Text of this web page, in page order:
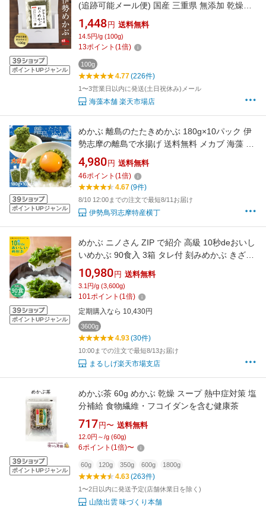
ポイントUPジャンル
(追跡可能メール便) 国産 三重県 無添加 乾燥め
かぶ
1,448 円 送料無料
14.5円/g (100g)
13ポイント (1倍)
100g
4.77(226件)
1〜3営業日以内に発送(土日祝休み)メール
海藻本舗 楽天市場店
ポイントUPジャンル
めかぶ 離島のたたきめかぶ 180g×10パック 伊
勢志摩の離島で水揚げ 送料無料 メカブ 海藻 湯
通し済み 瞬間冷凍
4,980 円 送料無料
46ポイント (1倍)
4.67(9件)
8/10 12:00までの注文で最短8/11お届け
伊勢鳥羽志摩特産横丁
ポイントUPジャンル
めかぶ ニノさん ZIP で紹介 高級 10秒deおいし
いめかぶ 90食入 3箱 タレ付 刻みめかぶ きざみ
めかぶ メカブ 宮城 気仙沼 国産 無添加 冷凍 解
凍するだけ ネバネバ 海藻 三陸産 体にいい 食べ
物 ヘルシー食品 お手軽 簡単 朝食 おやつ ねば
10,980 円 送料無料
3.1円/g (3,600g)
101ポイント (1倍)
定期購入なら 10,430円
3600g
4.93(30件)
10:00までの注文で最短8/13お届け
まるしげ楽天市場支店
ポイントUPジャンル
めかぶ茶 60g めかぶ 乾燥 スープ 熱中症対策 塩
分補給 食物繊維・フコイダンを含む健康茶
717 円〜 送料無料
12.0円～/g (60g)
6ポイント (1倍)〜
60g 120g 350g 600g 1800g
4.63(263件)
1〜2日以内に発送予定(店舗休業日を除く)
山陰出雲 味づくり本舗